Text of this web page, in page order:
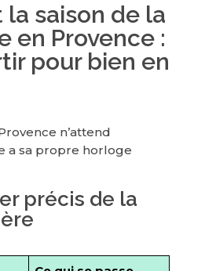
saison de la
en Provence :
pour bien en
n’attend
a sa propre horloge
précis de la